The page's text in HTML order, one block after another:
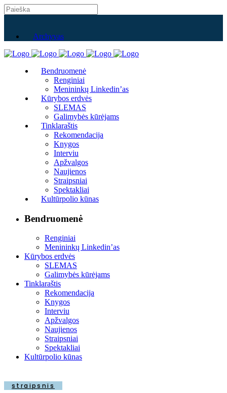
Archyvas
Bendruomenė
Renginiai
Menininkų Linkedin’as
Kūrybos erdvės
SLEMAS
Galimybės kūrėjams
Tinklaraštis
Rekomendacija
Knygos
Interviu
Apžvalgos
Naujienos
Straipsniai
Spektakliai
Kultūrpolio kūnas
Bendruomenė
Renginiai
Menininkų Linkedin’as
Kūrybos erdvės
SLEMAS
Galimybės kūrėjams
Tinklaraštis
Rekomendacija
Knygos
Interviu
Apžvalgos
Naujienos
Straipsniai
Spektakliai
Kultūrpolio kūnas
straipsnis